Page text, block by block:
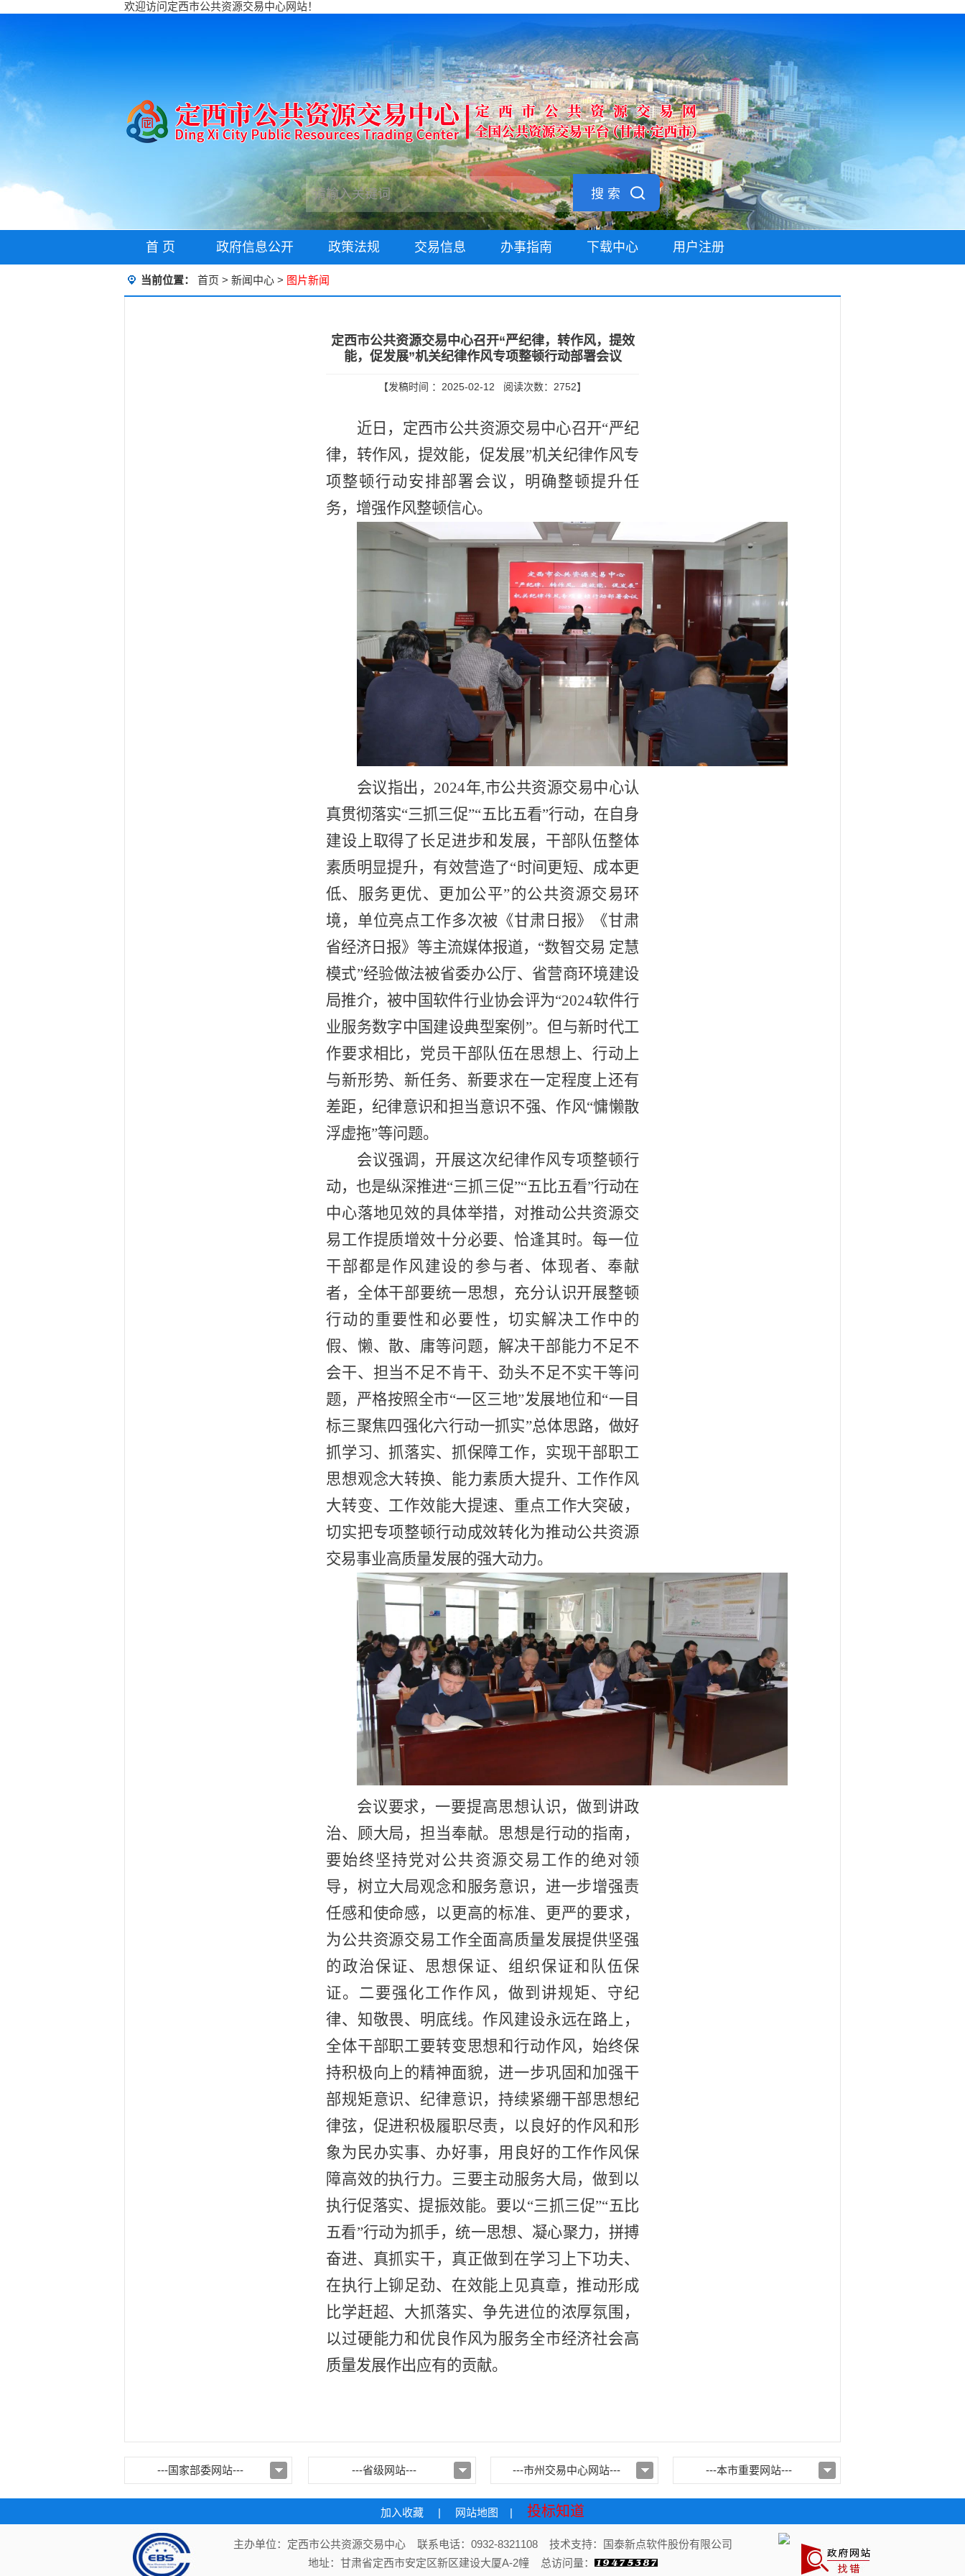
欢迎访问定西市公共资源交易中心网站！
搜 索
首 页 政府信息公开 政策法规 交易信息 办事指南 下载中心 用户注册
当前位置： 首页 > 新闻中心 > 图片新闻
定西市公共资源交易中心召开“严纪律，转作风，提效
能，促发展”机关纪律作风专项整顿行动部署会议
【发稿时间 ：2025-02-12 阅读次数： 2752】
近日，定西市公共资源交易中心召开“严纪
律，转作风，提效能，促发展”机关纪律作风专
项整顿行动安排部署会议，明确整顿提升任
务，增强作风整顿信心。
会议指出， 2024年,市公共资源交易中心认
真贯彻落实“三抓三促”“五比五看”行动，在自身
建设上取得了长足进步和发展，干部队伍整体
素质明显提升，有效营造了“时间更短、成本更
低、服务更优、更加公平”的公共资源交易环
境，单位亮点工作多次被《甘肃日报》《甘肃
省经济日报》等主流媒体报道，“数智交易 定慧
模式”经验做法被省委办公厅、省营商环境建设
局推介，被中国软件行业协会评为“2024软件行
业服务数字中国建设典型案例”。但与新时代工
作要求相比，党员干部队伍在思想上、行动上
与新形势、新任务、新要求在一定程度上还有
差距，纪律意识和担当意识不强、作风“慵懒散
浮虚拖”等问题。
会议强调，开展这次纪律作风专项整顿行
动，也是纵深推进“三抓三促”“五比五看”行动在
中心落地见效的具体举措，对推动公共资源交
易工作提质增效十分必要、恰逢其时。每一位
干部都是作风建设的参与者、体现者、奉献
者，全体干部要统一思想，充分认识开展整顿
行动的重要性和必要性，切实解决工作中的
假、懒、散、庸等问题，解决干部能力不足不
会干、担当不足不肯干、劲头不足不实干等问
题，严格按照全市“一区三地”发展地位和“一目
标三聚焦四强化六行动一抓实”总体思路，做好
抓学习、抓落实、抓保障工作，实现干部职工
思想观念大转换、能力素质大提升、工作作风
大转变、工作效能大提速、重点工作大突破，
切实把专项整顿行动成效转化为推动公共资源
交易事业高质量发展的强大动力。
会议要求，一要提高思想认识，做到讲政
治、顾大局，担当奉献。思想是行动的指南，
要始终坚持党对公共资源交易工作的绝对领
导，树立大局观念和服务意识，进一步增强责
任感和使命感，以更高的标准、更严的要求，
为公共资源交易工作全面高质量发展提供坚强
的政治保证、思想保证、组织保证和队伍保
证。二要强化工作作风，做到讲规矩、守纪
律、知敬畏、明底线。作风建设永远在路上，
全体干部职工要转变思想和行动作风，始终保
持积极向上的精神面貌，进一步巩固和加强干
部规矩意识、纪律意识，持续紧绷干部思想纪
律弦，促进积极履职尽责，以良好的作风和形
象为民办实事、办好事，用良好的工作作风保
障高效的执行力。三要主动服务大局，做到以
执行促落实、提振效能。要以“三抓三促”“五比
五看”行动为抓手，统一思想、凝心聚力，拼搏
奋进、真抓实干，真正做到在学习上下功夫、
在执行上铆足劲、在效能上见真章，推动形成
比学赶超、大抓落实、争先进位的浓厚氛围，
以过硬能力和优良作风为服务全市经济社会高
质量发展作出应有的贡献。
---国家部委网站--- ---省级网站--- ---市州交易中心网站--- ---本市重要网站---
加入收藏 | 网站地图 | 投标知道
主办单位：定西市公共资源交易中心 联系电话：0932-8321108 技术支持：国泰新点软件股份有限公司
地址：甘肃省定西市安定区新区建设大厦A-2幢 总访问量：